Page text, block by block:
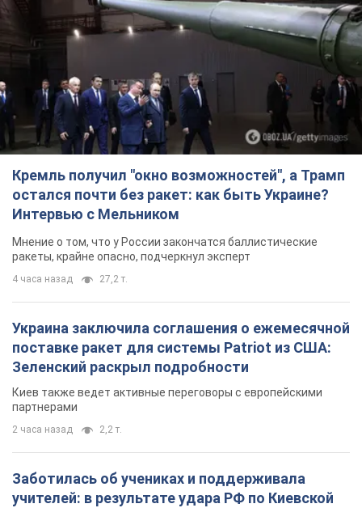
Кремль получил "окно возможностей", а Трамп
остался почти без ракет: как быть Украине?
Интервью с Мельником
Мнение о том, что у России закончатся баллистические
ракеты, крайне опасно, подчеркнул эксперт
4 часа назад 27,2 т.
Украина заключила соглашения о ежемесячной
поставке ракет для системы Patriot из США:
Зеленский раскрыл подробности
Киев также ведет активные переговоры с европейскими
партнерами
2 часа назад 2,2 т.
Заботилась об учениках и поддерживала
учителей: в результате удара РФ по Киевской